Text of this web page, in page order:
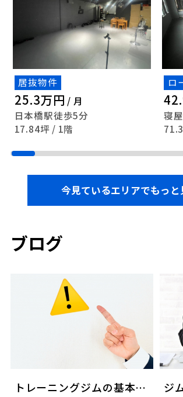
居抜物件
25.3万円 / 月
日本橋駅徒歩5分
17.84坪 / 1階
ロ
寝
今見ているエリアでもっと
ブログ
トレーニングジムの基本的なマナーとは？服装・マシン・室内の観点から解説